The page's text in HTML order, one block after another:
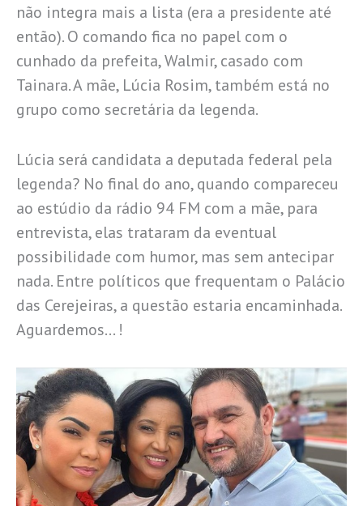
não integra mais a lista (era a presidente até
então). O comando fica no papel com o
cunhado da prefeita, Walmir, casado com
Tainara. A mãe, Lúcia Rosim, também está no
grupo como secretária da legenda.
Lúcia será candidata a deputada federal pela
legenda? No final do ano, quando compareceu
ao estúdio da rádio 94 FM com a mãe, para
entrevista, elas trataram da eventual
possibilidade com humor, mas sem antecipar
nada. Entre políticos que frequentam o Palácio
das Cerejeiras, a questão estaria encaminhada.
Aguardemos… !